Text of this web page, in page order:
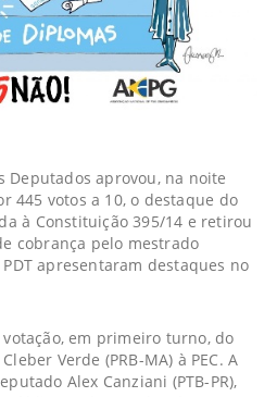
Deputados aprovou, na noite
445 votos a 10, o destaque do
à Constituição 395/14 e retirou
cobrança pelo mestrado
apresentaram destaques no
em primeiro turno, do
Verde (PRB-MA) à PEC. A
Alex Canziani (PTB-PR),